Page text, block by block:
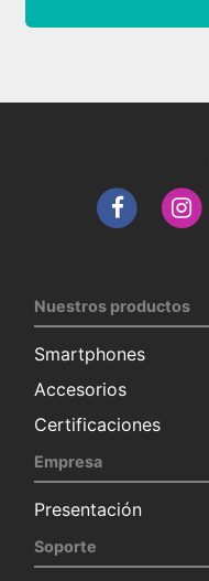
Nuestros productos
Smartphones
Accesorios
Certificaciones
Empresa
Presentación
Soporte